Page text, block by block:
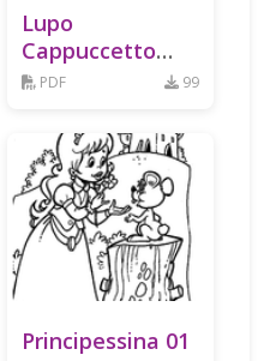
Lupo
Cappuccetto
Rosso
PDF 99
Principessina 01